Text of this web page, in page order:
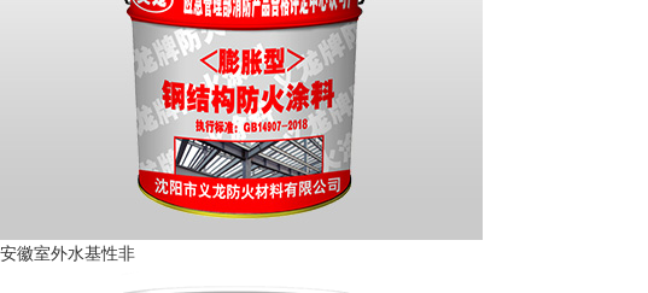
安徽室外水基性非